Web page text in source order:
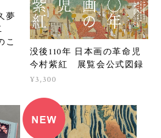
没後110年 日本画の革命児
今村紫紅 展覧会公式図録
¥3,300